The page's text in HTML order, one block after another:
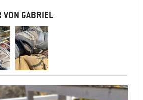
VON GABRIEL